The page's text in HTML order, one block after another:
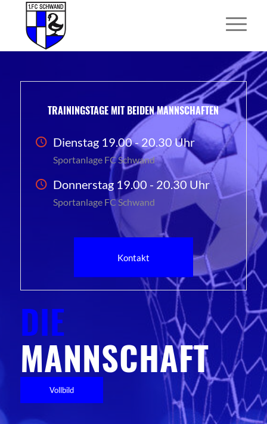
TRAININGSTAGE MIT BEIDEN MANNSCHAFTEN
Dienstag 19.00 - 20.30 Uhr
Sportanlage FC Schwand
Donnerstag 19.00 - 20.30 Uhr
Sportanlage FC Schwand
Kontakt
DIE
MANNSCHAFT
Vollbild